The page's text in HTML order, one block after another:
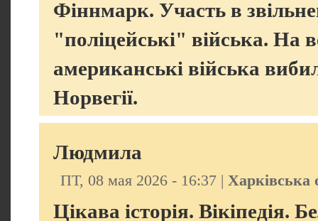
Фіннмарк. Участь в
"поліцейські" війська. На
американські війська
Норвегії.
Людмила
ПТ, 08 мая 2026 - 16:37 | Харківська
Цікава історія. Вікіпедія.